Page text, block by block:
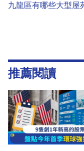
九龍區有哪些大型屋
推薦閱讀